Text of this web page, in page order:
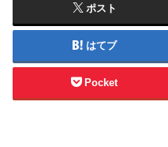
ポスト
はてブ
Pocket